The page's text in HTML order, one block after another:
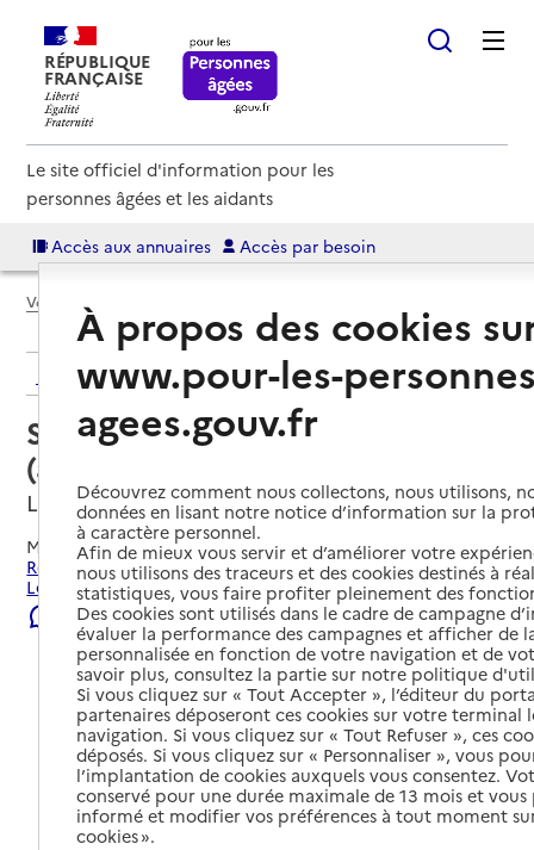
RÉPUBLIQUE
FRANÇAISE
Le site officiel d'information pour les
personnes âgées et les aidants
Accès aux annuaires Accès par besoin
Voir le fil d’Ariane
Retour aux résultats de l'annuaire
Service autonomie à domicile
(aide) – Âges & Vie
Lonlay-l'Abbaye, ORNE
Mis à jour le29/07/2026
Rechercher les établissements et services autour de
Lonlay-l'Abbaye.
Signaler une erreur
À propos des cookies
www.pour-les-
agees.gouv.fr
Découvrez comment nous collectons, nous utilisons,
données en lisant notre notice d’information sur la
à caractère personnel.
Afin de mieux vous servir et d’améliorer votre
nous utilisons des traceurs et des cookies destinés à
statistiques, vous faire profiter pleinement des
Des cookies sont utilisés dans le cadre de campagne
évaluer la performance des campagnes et afficher de
personnalisée en fonction de votre navigation et de
savoir plus, consultez la partie sur notre politique
Si vous cliquez sur « Tout Accepter », l’éditeur du
partenaires déposeront ces cookies sur votre terminal
navigation. Si vous cliquez sur « Tout Refuser », ces
déposés. Si vous cliquez sur « Personnaliser », vous
l’implantation de cookies auxquels vous consentez.
conservé pour une durée maximale de 13 mois et
informé et modifier vos préférences à tout moment
cookies ».